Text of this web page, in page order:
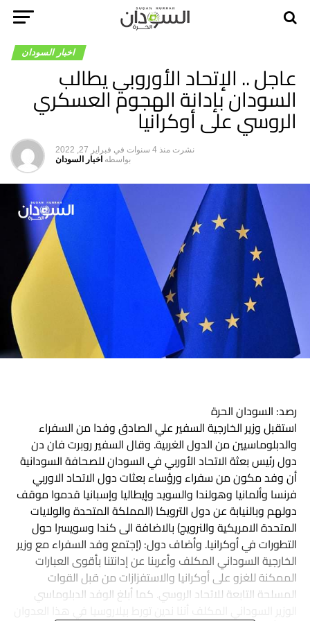
اخبار السودان
عاجل .. الإتحاد الأوروبي يطالب
السودان بإدانة الهجوم العسكري
الروسي على أوكرانيا
نشرت منذ 4 سنوات في فبراير 27, 2022
بواسطه اخبار السودان
رصد: السودان الحرة
استقبل وزير الخارجية السفير علي الصادق وفدا من السفراء
والدبلوماسيين من الدول الغربية. وقال السفير روبرت فان دن
دول رئيس بعثة الاتحاد الأوربي في السودان للصحافة السودانية
أن وفد مكون من سفراء ورؤساء بعثات دول الاتحاد الاوربي
فرنسا وألمانيا وهولندا والسويد وإيطاليا وإسبانيا قدموا موقف
دولهم وبالنيابة عن دول الترويكا (المملكة المتحدة والولايات
المتحدة الامريكية والنرويج) بالاضافة الى كندا وسويسرا حول
التطورات في أوكرانيا. وأضاف دول: (إجتمع وفد السفراء مع وزير
الخارجية السوداني المكلف وأعربنا عن إدانتنا بأقوى العبارات
الممكنة للغزو على أوكرانيا والاستفزازات من قبل القوات
المسلحة التابعة للاتحاد الروسي. كما أبلغ الوفد الدبلوماسي